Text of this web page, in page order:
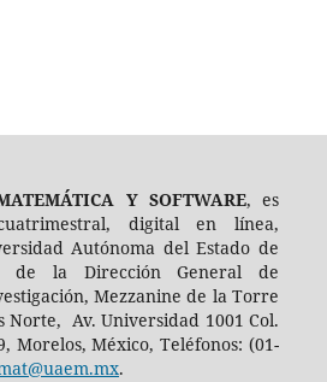
Y SOFTWARE, es
digital en línea,
Autónoma del Estado de
de la Dirección General de
Mezzanine de la Torre
Norte, Av. Universidad 1001 Col.
Morelos, México, Teléfonos: (01-
.